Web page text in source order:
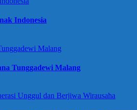
Indonesia
Tunggadewi Malang